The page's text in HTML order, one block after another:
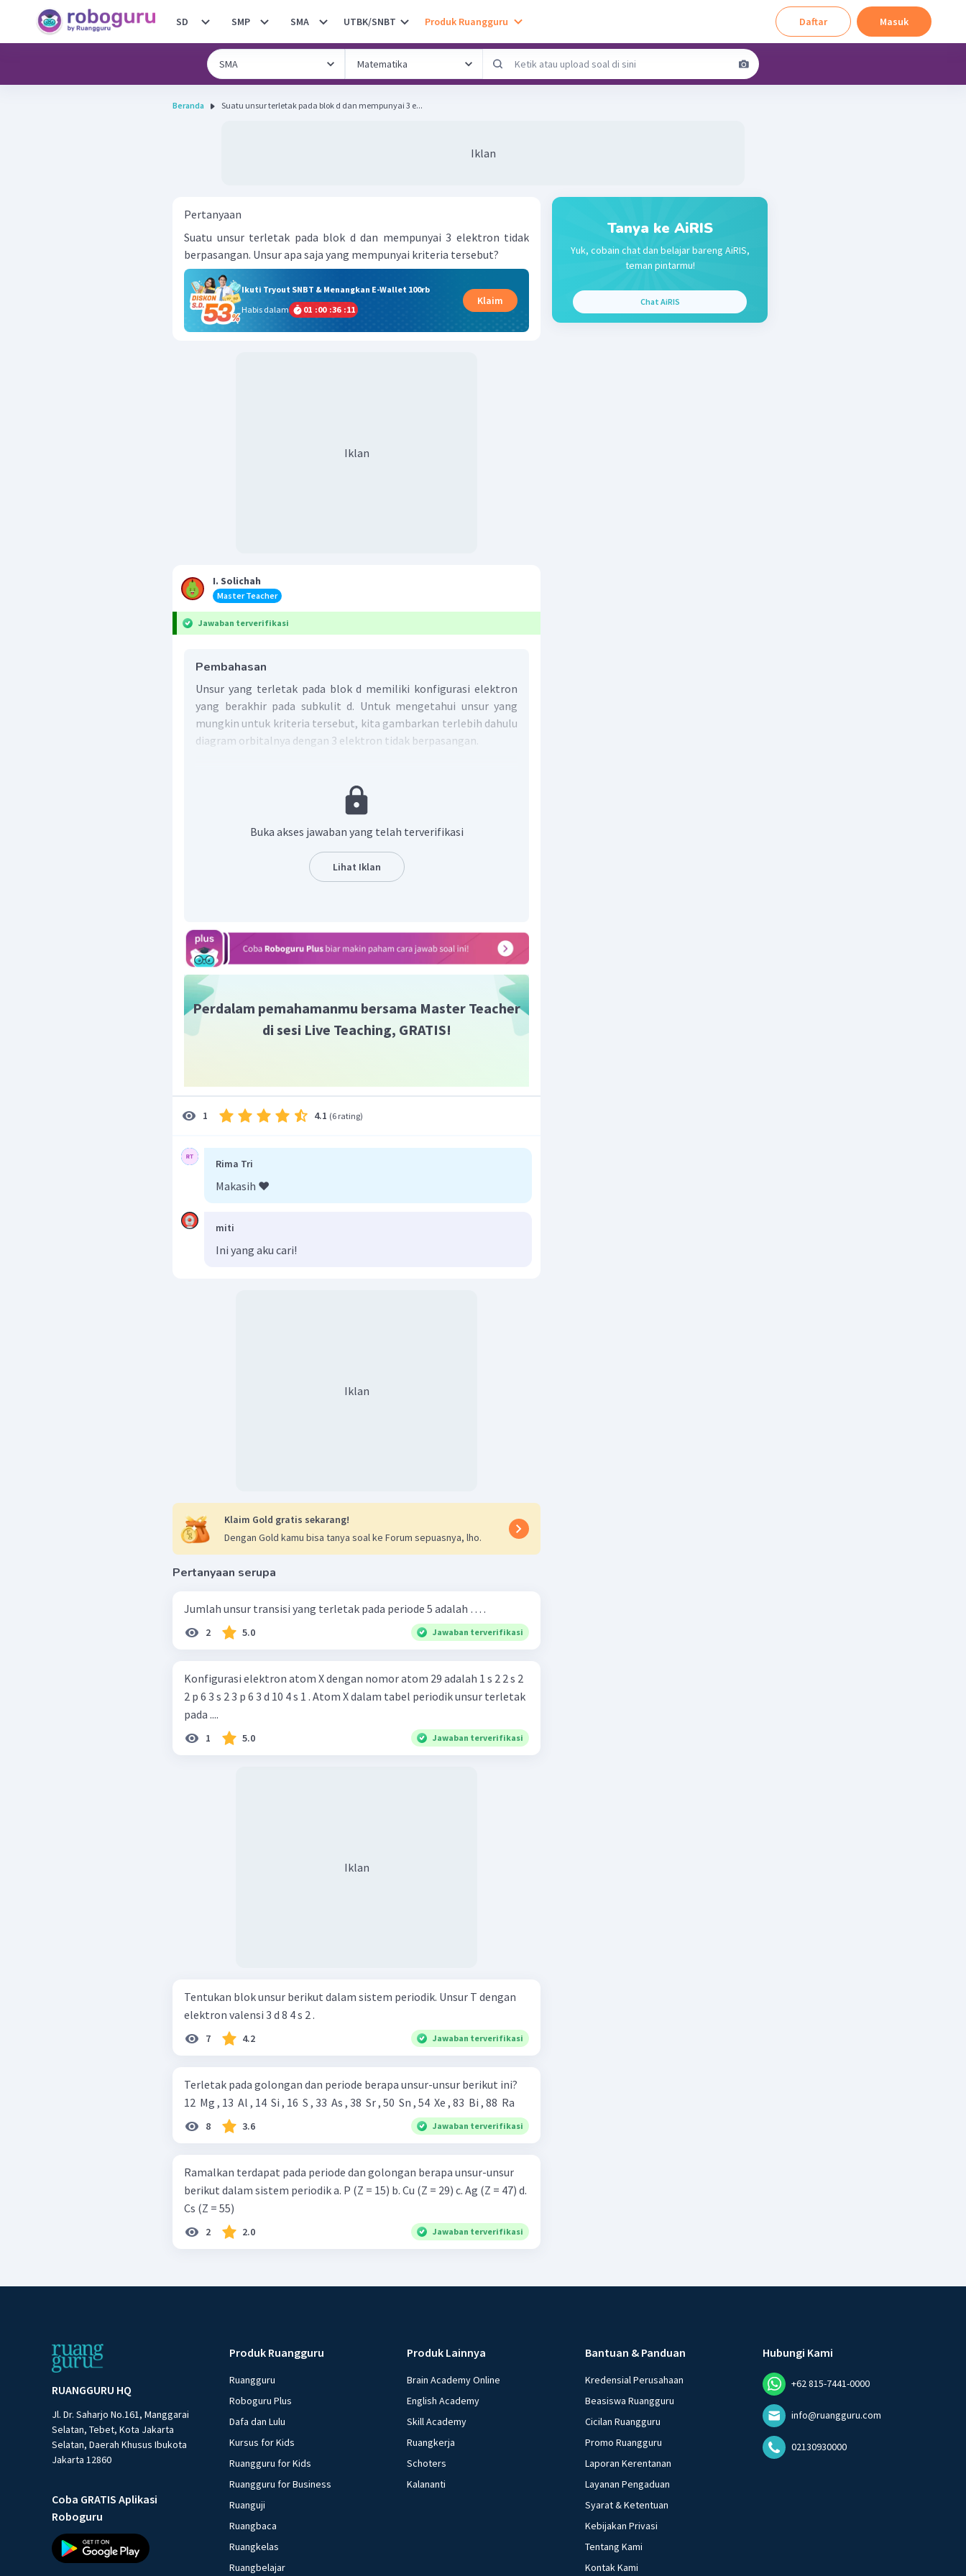
SD SMP SMA UTBK/SNBT Produk Ruangguru Daftar Masuk
Beranda Suatu unsur terletak pada blok d dan mempunyai 3 e...
Iklan
Pertanyaan
Suatu unsur terletak pada blok d dan mempunyai 3 elektron tidak
berpasangan. Unsur apa saja yang mempunyai kriteria tersebut?
Ikuti Tryout SNBT & Menangkan E-Wallet 100rb
Habis dalam
01 :00 :36 :10
Klaim
Iklan
I. Solichah
Master Teacher
Jawaban terverifikasi
Pembahasan
Unsur yang terletak pada blok d memiliki konfigurasi elektron
yang berakhir pada subkulit d. Untuk mengetahui unsur yang
mungkin untuk kriteria tersebut, kita gambarkan terlebih dahulu
diagram orbitalnya dengan 3 elektron tidak berpasangan.
Pada gambar tersebut dimisalkan pada subkulit 3d, namun
diagram tersebut juga dapat dimiliki oleh subkulit 4d ataupun 5d.
yang merupakan unsur golongan VB
Jadi, unsur yang mempunyai kriteria tersebut adalah unsur-
unsur yang terletak pada golongan IB dan VB.
Buka akses jawaban yang telah terverifikasi
Lihat Iklan
Perdalam pemahamanmu bersama Master Teacher
di sesi Live Teaching, GRATIS!
1 4.1 (6 rating)
Rima Tri
Makasih ❤️
miti
Ini yang aku cari!
Iklan
Klaim Gold gratis sekarang!
Dengan Gold kamu bisa tanya soal ke Forum sepuasnya, lho.
Pertanyaan serupa
Jumlah unsur transisi yang terletak pada periode 5 adalah … .
2 5.0 Jawaban terverifikasi
Konfigurasi elektron atom X dengan nomor atom 29 adalah 1 s 2 2 s 2
2 p 6 3 s 2 3 p 6 3 d 10 4 s 1 . Atom X dalam tabel periodik unsur terletak
pada ....
1 5.0 Jawaban terverifikasi
Iklan
Tentukan blok unsur berikut dalam sistem periodik. Unsur T dengan
elektron valensi 3 d 8 4 s 2 .
7 4.2 Jawaban terverifikasi
Terletak pada golongan dan periode berapa unsur-unsur berikut ini?
12 ​ Mg , 13 ​ Al , 14 ​ Si , 16 ​ S , 33 ​ As , 38 ​ Sr , 50 ​ Sn , 54 ​ Xe , 83 ​ Bi , 88 ​ Ra
8 3.6 Jawaban terverifikasi
Ramalkan terdapat pada periode dan golongan berapa unsur-unsur
berikut dalam sistem periodik a. P (Z = 15) b. Cu (Z = 29) c. Ag (Z = 47) d.
Cs (Z = 55)
2 2.0 Jawaban terverifikasi
Tanya ke AiRIS
Yuk, cobain chat dan belajar bareng AiRIS,
teman pintarmu!
Chat AiRIS
RUANGGURU HQ
Jl. Dr. Saharjo No.161, Manggarai
Selatan, Tebet, Kota Jakarta
Selatan, Daerah Khusus Ibukota
Jakarta 12860
Coba GRATIS Aplikasi
Roboguru
Produk Ruangguru
Ruangguru
Roboguru Plus
Dafa dan Lulu
Kursus for Kids
Ruangguru for Kids
Ruangguru for Business
Ruanguji
Ruangbaca
Ruangkelas
Ruangbelajar
Produk Lainnya
Brain Academy Online
English Academy
Skill Academy
Ruangkerja
Schoters
Kalananti
Bantuan & Panduan
Kredensial Perusahaan
Beasiswa Ruangguru
Cicilan Ruangguru
Promo Ruangguru
Laporan Kerentanan
Layanan Pengaduan
Syarat & Ketentuan
Kebijakan Privasi
Tentang Kami
Kontak Kami
Hubungi Kami
+62 815-7441-0000
info@ruangguru.com
02130930000